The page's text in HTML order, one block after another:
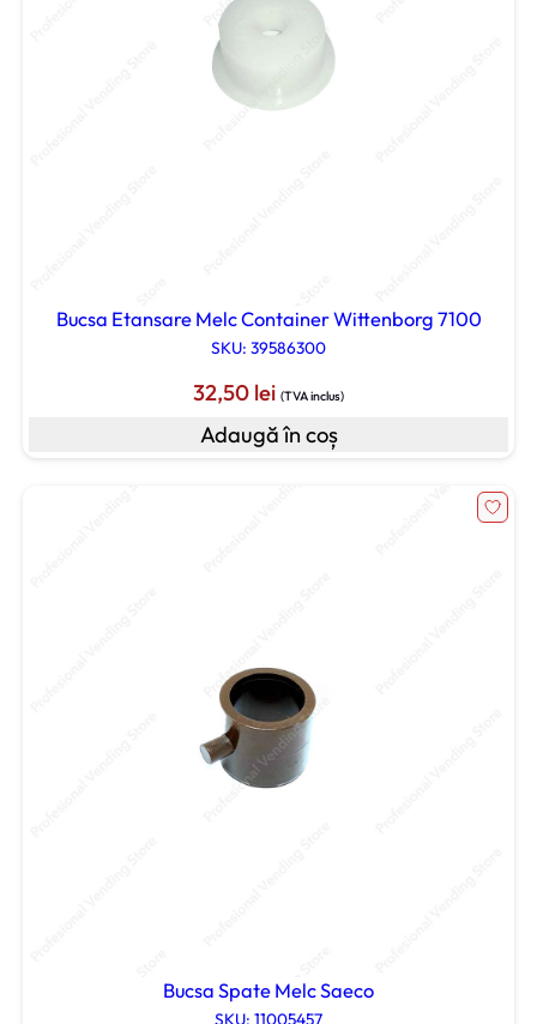
Bucsa Etansare Melc Container Wittenborg 7100
SKU: 39586300
32,50 lei (TVA inclus)
Adaugă în coș
Bucsa Spate Melc Saeco
SKU: 11005457